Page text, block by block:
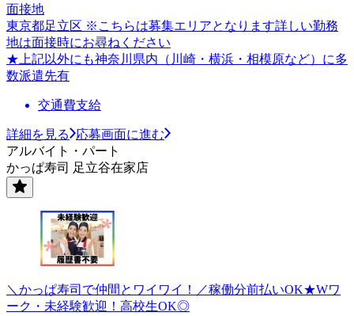
面接地
東京都足立区 ※こちらは募集エリアとなります詳しい勤務
地は面接時にお尋ねください
★上記以外にも神奈川県内（川崎・横浜・相模原など）に多
数派遣先有
交通費支給
詳細を見る
応募画面に進む
アルバイト・パート
かっぱ寿司 足立谷在家店
＼かっぱ寿司で仲間とワイワイ！／稼働分前払いOK★Wワ
ーク・未経験歓迎！高校生OK◎